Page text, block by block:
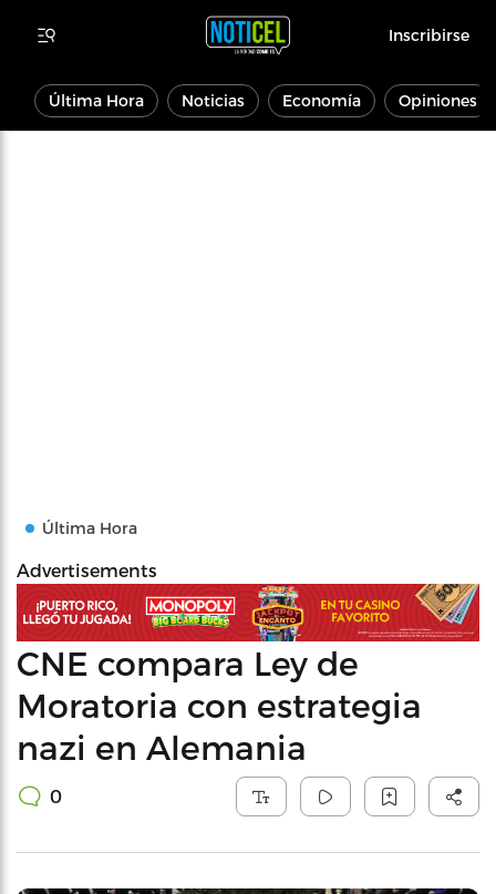
Inscribirse
Última Hora Noticias Economía Opiniones
Última Hora
Advertisements
CNE compara Ley de
Moratoria con estrategia
nazi en Alemania
0